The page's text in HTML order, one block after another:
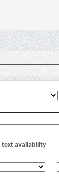
text availability